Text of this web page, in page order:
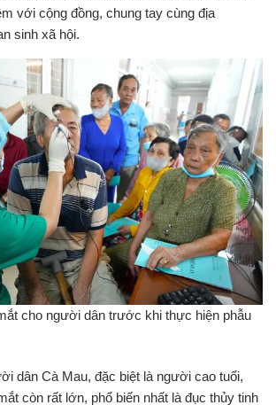
với cộng đồng, chung tay cùng địa
sinh xã hội.
cho người dân trước khi thực hiện phẫu
dân Cà Mau, đặc biệt là người cao tuổi,
còn rất lớn, phổ biến nhất là đục thủy tinh